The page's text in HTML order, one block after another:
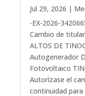
Jul 29, 2026 |
-EX-2026-
Cambio de
ALTOS DE
Autogenerador
Fotovoltaico
Autorízase el
continuidad